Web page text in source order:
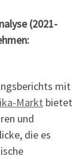
(2021-
mit
Markt bietet
und
die es